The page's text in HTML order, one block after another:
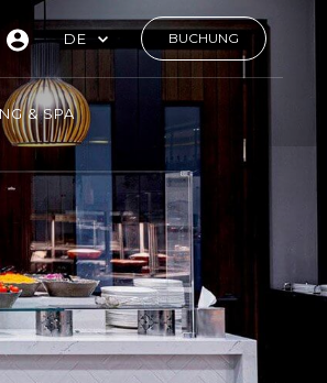
DE BUCHUNG
& SPA